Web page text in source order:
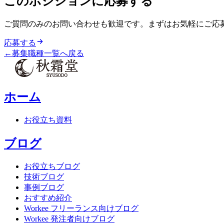
ご質問のみのお問い合わせも歓迎です。まずはお気軽にご応
応募する
←募集職種一覧へ戻る
ホーム
お役立ち資料
ブログ
お役立ちブログ
技術ブログ
事例ブログ
おすすめ紹介
Workee フリーランス向けブログ
Workee 発注者向けブログ